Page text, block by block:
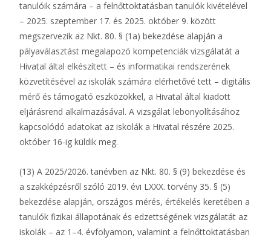
tanulóik számára – a felnőttoktatásban tanulók kivételével
– 2025. szeptember 17. és 2025. október 9. között
megszervezik az Nkt. 80. § (1a) bekezdése alapján a
pályaválasztást megalapozó kompetenciák vizsgálatát a
Hivatal által elkészített – és informatikai rendszerének
közvetítésével az iskolák számára elérhetővé tett – digitális
mérő és támogató eszközökkel, a Hivatal által kiadott
eljárásrend alkalmazásával. A vizsgálat lebonyolításához
kapcsolódó adatokat az iskolák a Hivatal részére 2025.
október 16-ig küldik meg.
(13) A 2025/2026. tanévben az Nkt. 80. § (9) bekezdése és
a szakképzésről szóló 2019. évi LXXX. törvény 35. § (5)
bekezdése alapján, országos mérés, értékelés keretében a
tanulók fizikai állapotának és edzettségének vizsgálatát az
iskolák – az 1–4. évfolyamon, valamint a felnőttoktatásban